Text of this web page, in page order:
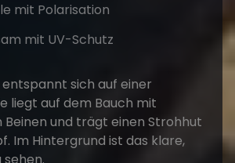
mit Polarisation
mit UV-Schutz